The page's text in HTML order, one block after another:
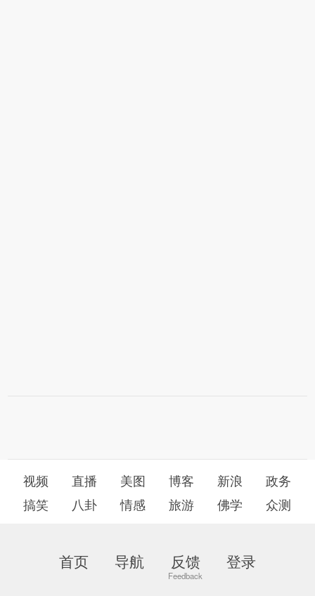
视频 直播 美图 博客 新浪
政务
搞笑
八卦 情感 旅游 佛学 众测
首页 导航 反馈 登录